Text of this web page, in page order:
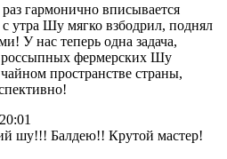
гармонично вписывается
утра Шу мягко взбодрил, поднял
У нас теперь одна задача,
россыпных фермерских Шу
пространстве страны,
шу!!! Балдею!! Крутой мастер!